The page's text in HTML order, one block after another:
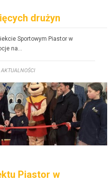
drużyn
Sportowym Pias­tor w
na…
AKTU­AL­NOŚ­CI
Piastor w